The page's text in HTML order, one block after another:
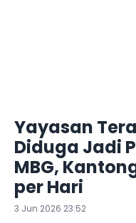
Yayasan
Diduga Jadi
MBG,
per Hari
3 Jun 2026 23:52